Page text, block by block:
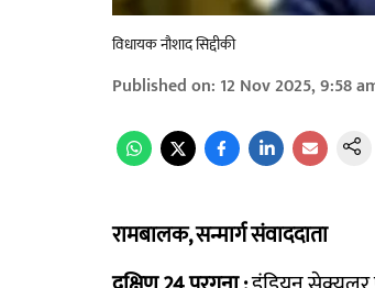
विधायक नौशाद सिद्दीकी
Published on: 12 Nov 2025, 9:58
रामबालक, सन्मार्ग संवाददाता